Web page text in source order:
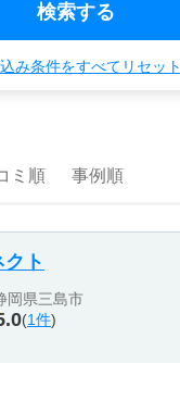
検索する
み条件をすべてリセット
ミ順 事例順
ト
岡県三島市
(1件)